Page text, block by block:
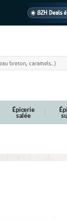
☀️ BZH Deals
Épicerie
salée